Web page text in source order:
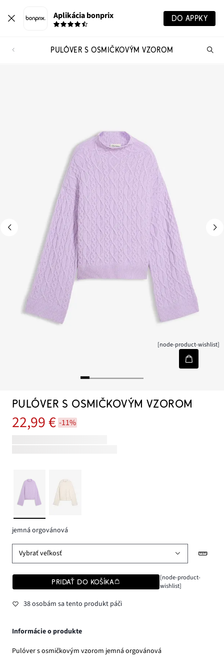
Aplikácia bonprix DO APPKY
PULÓVER S OSMIČKOVÝM VZOROM
[node-product-wishlist]
PULÓVER S OSMIČKOVÝM VZOROM
22,99 € -11%
jemná orgovánová
Vybrať veľkosť
PRIDAŤ DO KOŠÍKA
[node-product-
wishlist]
38 osobám sa tento produkt páči
Informácie o produkte
Pulóver s osmičkovým vzorom jemná orgovánová